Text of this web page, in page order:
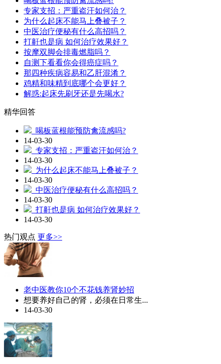
专家支招：严重盗汗如何治？
为什么起床不能马上叠被子？
中医治疗便秘有什么高招吗？
打鼾也是病 如何治疗效果好？
按摩双脚会排毒燃脂吗？
自测下看看你会得癌症吗？
那四种疾病容易和乙肝混淆？
鸡精和味精到底哪个会更好？
解惑:起床先刷牙还是先喝水?
精华回答
喝板蓝根能预防禽流感吗?
14-03-30
专家支招：严重盗汗如何治？
14-03-30
为什么起床不能马上叠被子？
14-03-30
中医治疗便秘有什么高招吗？
14-03-30
打鼾也是病 如何治疗效果好？
14-03-30
热门观点 更多>>
老中医教你10个不花钱养肾妙招
想要养好自己的肾，必须在日常生...
14-03-30